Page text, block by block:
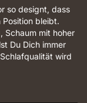
so designt, dass
Position bleibt.
Schaum mit hoher
Du Dich immer
wird